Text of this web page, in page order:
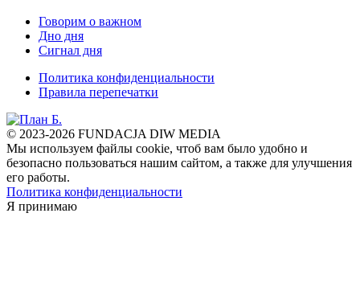
Говорим о важном
Дно дня
Сигнал дня
Политика конфиденциальности
Правила перепечатки
© 2023-2026 FUNDACJA DIW MEDIA
Мы используем файлы cookie, чтоб вам было удобно и
безопасно пользоваться нашим сайтом, а также для улучшения
его работы.
Политика конфиденциальности
Я принимаю